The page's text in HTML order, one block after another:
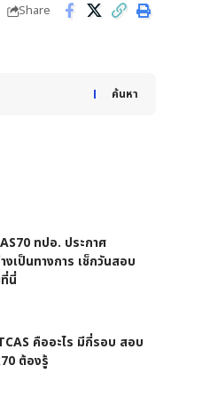
Share
ค้นหา
are available use up and
ทปอ. ประกาศ
งเป็นทางการ เช็กวันสอบ
นี่
คืออะไร มีกี่รอบ สอบ
ต้องรู้